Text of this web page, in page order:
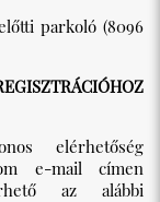
parkoló (8096
elérhetőség
e-mail címen
az alábbi